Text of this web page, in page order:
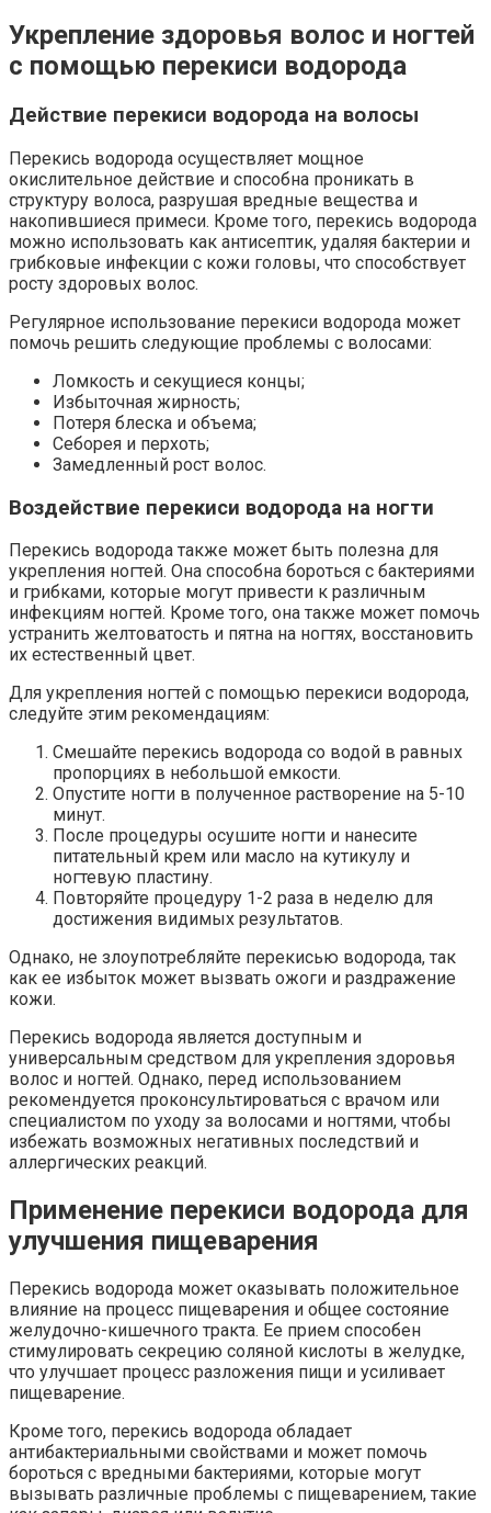
Укрепление здоровья волос и ногтей
с помощью перекиси водорода
Действие перекиси водорода на волосы
Перекись водорода осуществляет мощное
окислительное действие и способна проникать в
структуру волоса, разрушая вредные вещества и
накопившиеся примеси. Кроме того, перекись водорода
можно использовать как антисептик, удаляя бактерии и
грибковые инфекции с кожи головы, что способствует
росту здоровых волос.
Регулярное использование перекиси водорода может
помочь решить следующие проблемы с волосами:
Ломкость и секущиеся концы;
Избыточная жирность;
Потеря блеска и объема;
Себорея и перхоть;
Замедленный рост волос.
Воздействие перекиси водорода на ногти
Перекись водорода также может быть полезна для
укрепления ногтей. Она способна бороться с бактериями
и грибками, которые могут привести к различным
инфекциям ногтей. Кроме того, она также может помочь
устранить желтоватость и пятна на ногтях, восстановить
их естественный цвет.
Для укрепления ногтей с помощью перекиси водорода,
следуйте этим рекомендациям:
Смешайте перекись водорода со водой в равных
пропорциях в небольшой емкости.
Опустите ногти в полученное растворение на 5-10
минут.
После процедуры осушите ногти и нанесите
питательный крем или масло на кутикулу и
ногтевую пластину.
Повторяйте процедуру 1-2 раза в неделю для
достижения видимых результатов.
Однако, не злоупотребляйте перекисью водорода, так
как ее избыток может вызвать ожоги и раздражение
кожи.
Перекись водорода является доступным и
универсальным средством для укрепления здоровья
волос и ногтей. Однако, перед использованием
рекомендуется проконсультироваться с врачом или
специалистом по уходу за волосами и ногтями, чтобы
избежать возможных негативных последствий и
аллергических реакций.
Применение перекиси водорода для
улучшения пищеварения
Перекись водорода может оказывать положительное
влияние на процесс пищеварения и общее состояние
желудочно-кишечного тракта. Ее прием способен
стимулировать секрецию соляной кислоты в желудке,
что улучшает процесс разложения пищи и усиливает
пищеварение.
Кроме того, перекись водорода обладает
антибактериальными свойствами и может помочь
бороться с вредными бактериями, которые могут
вызывать различные проблемы с пищеварением, такие